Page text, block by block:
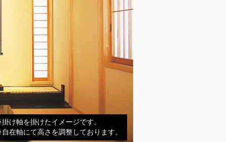
け軸を掛けたイメージです。
在軸にて高さを調整しております。